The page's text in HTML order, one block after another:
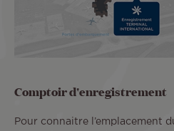
Comptoir d'enregistrement
Pour connaitre l’emplacement